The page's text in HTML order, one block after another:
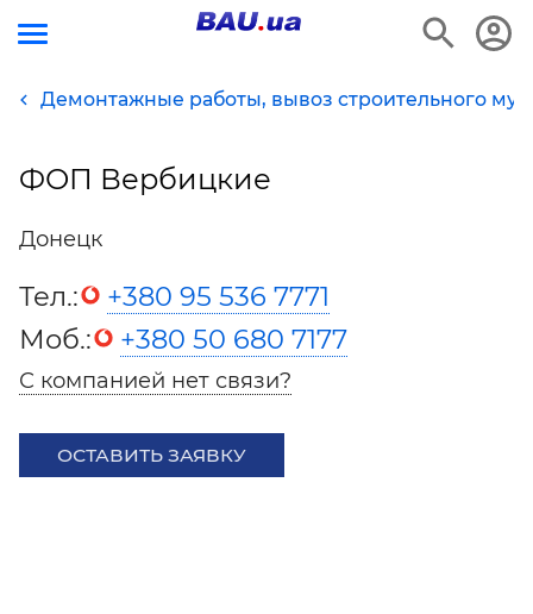
Демонтажные работы, вывоз строительного
ФОП Вербицкие
Донецк
Тел.:
+380 95 536 7771
Моб.:
+380 50 680 7177
С компанией нет связи?
ОСТАВИТЬ ЗАЯВКУ